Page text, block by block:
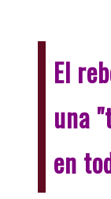
El
una
en